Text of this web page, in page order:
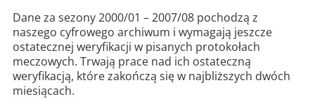
Dane za sezony 2000/01 – 2007/08 pochodzą z
naszego cyfrowego archiwum i wymagają jeszcze
ostatecznej weryfikacji w pisanych protokołach
meczowych. Trwają prace nad ich ostateczną
weryfikacją, które zakończą się w najbliższych dwóch
miesiącach.